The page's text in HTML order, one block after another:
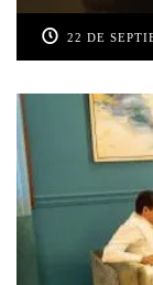
22 DE